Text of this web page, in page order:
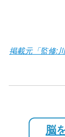
掲載元「監修:
脳